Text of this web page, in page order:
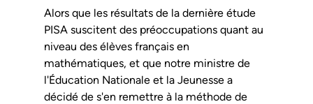
Alors que les résultats de la dernière étude
PISA suscitent des préoccupations quant au
niveau des élèves français en
mathématiques, et que notre ministre de
l'Éducation Nationale et la Jeunesse a
décidé de s'en remettre à la méthode de